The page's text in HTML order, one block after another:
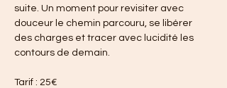
suite. Un moment pour revisiter avec
douceur le chemin parcouru, se libérer
des charges et tracer avec lucidité les
contours de demain.
Tarif : 25€